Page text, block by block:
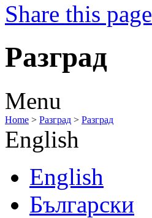
Share this page
Разград
Menu
Home > Разград > Разград
English
English
Български